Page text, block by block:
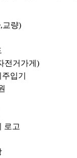
교량)
전거가게)
입기
로고